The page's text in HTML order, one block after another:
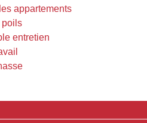
appartements
poils
entretien